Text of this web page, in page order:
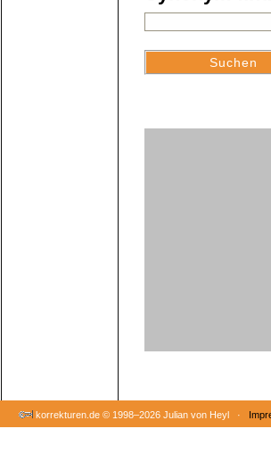
korrekturen.de © 1998–2026 Julian von Heyl ·